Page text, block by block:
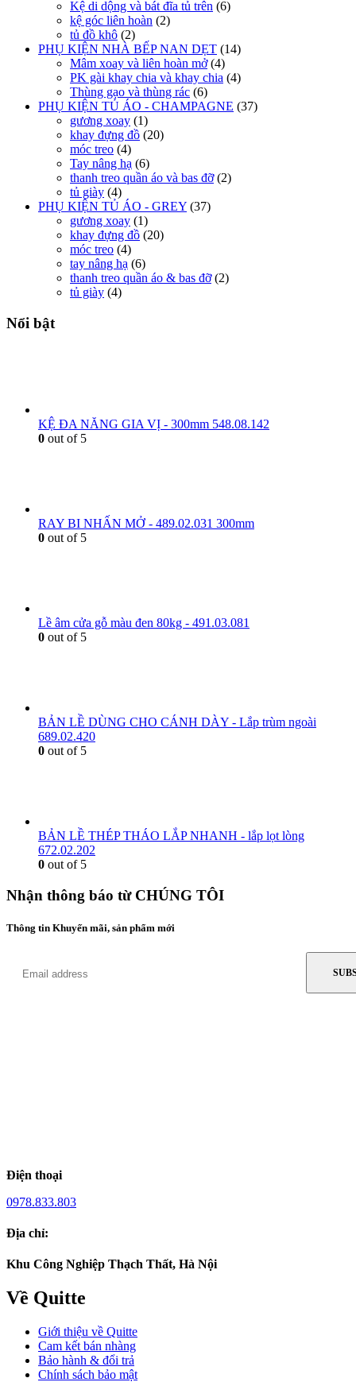
Kệ di dộng và bát đĩa tủ trên (6)
kệ góc liên hoàn (2)
tủ đồ khô (2)
PHỤ KIỆN NHÀ BẾP NAN DẸT (14)
Mâm xoay và liên hoàn mở (4)
PK gài khay chia và khay chia (4)
Thùng gạo và thùng rác (6)
PHỤ KIỆN TỦ ÁO - CHAMPAGNE (37)
gương xoay (1)
khay đựng đồ (20)
móc treo (4)
Tay nâng hạ (6)
thanh treo quần áo và bas đỡ (2)
tủ giày (4)
PHỤ KIỆN TỦ ÁO - GREY (37)
gương xoay (1)
khay đựng đồ (20)
móc treo (4)
tay nâng hạ (6)
thanh treo quần áo & bas đỡ (2)
tủ giày (4)
Nổi bật
KỆ ĐA NĂNG GIA VỊ - 300mm 548.08.142
0 out of 5
RAY BI NHẤN MỞ - 489.02.031 300mm
0 out of 5
Lề âm cửa gỗ màu đen 80kg - 491.03.081
0 out of 5
BẢN LỀ DÙNG CHO CÁNH DÀY - Lắp trùm ngoài
689.02.420
0 out of 5
BẢN LỀ THÉP THÁO LẮP NHANH - lắp lọt lòng
672.02.202
0 out of 5
Nhận thông báo từ CHÚNG TÔI
Thông tin Khuyến mãi, sản phẩm mới
Điện thoại
0978.833.803
Địa chỉ:
Khu Công Nghiệp Thạch Thất, Hà Nội
Về Quitte
Giới thiệu về Quitte
Cam kết bán nhàng
Bảo hành & đổi trả
Chính sách bảo mật